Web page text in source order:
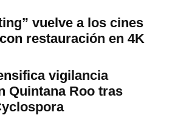
vuelve a los cines
restauración en 4K
vigilancia
Quintana Roo tras